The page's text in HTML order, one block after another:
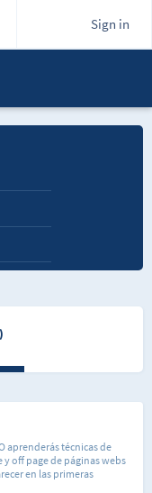
Sign in
aprenderás técnicas de
off page de páginas webs
en las primeras